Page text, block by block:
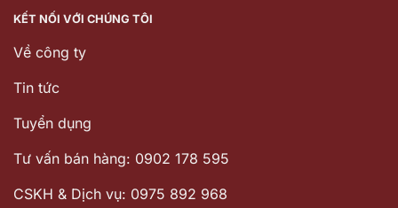
KẾT NỐI VỚI CHÚNG TÔI
Về công ty
Tin tức
Tuyển dụng
Tư vấn bán hàng: 0902 178 595
CSKH & Dịch vụ: 0975 892 968